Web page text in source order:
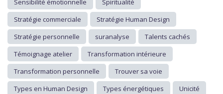
Sensibilité émotionnelle
Spiritualité
Stratégie commerciale
Stratégie Human Design
Stratégie personnelle
suranalyse
Talents cachés
Témoignage atelier
Transformation intérieure
Transformation personnelle
Trouver sa voie
Types en Human Design
Types énergétiques
Unicité